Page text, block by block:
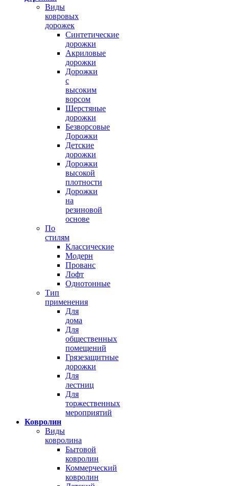
Виды
ковровых
дорожек
Синтетические
дорожки
Акриловые
дорожки
Дорожки
с
высоким
ворсом
Шерстяные
дорожки
Безворсовые
Дорожки
Детские
дорожки
Дорожки
высокой
плотности
Дорожки
на
резиновой
основе
По
стилям
Классические
Модерн
Прованс
Лофт
Однотонные
Тип
применения
Для
дома
Для
общественных
помещений
Грязезащитные
дорожки
Для
лестниц
Для
торжественных
мероприятий
Ковролин
Виды
ковролина
Бытовой
ковролин
Коммерческий
ковролин